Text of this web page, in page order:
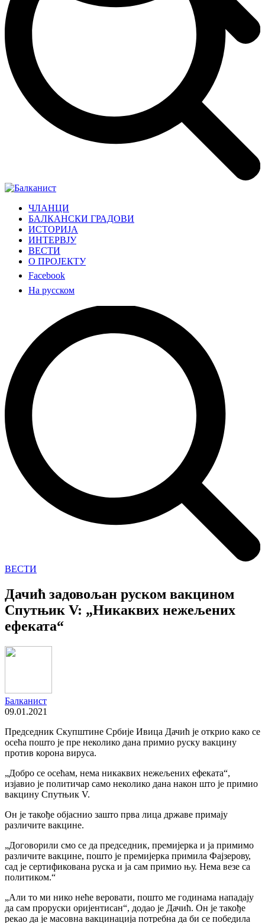
ЧЛАНЦИ
БАЛКАНСКИ ГРАДОВИ
ИСТОРИЈА
ИНТЕРВЈУ
ВЕСТИ
О ПРОЈЕКТУ
Facebook
На русском
ВЕСТИ
Дачић задовољан руском вакцином
Спутњик V: „Никаквих нежељених
ефеката“
Балканист
09.01.2021
Председник Скупштине Србије Ивица Дачић је открио како се
осећа пошто је пре неколико дана примио руску вакцину
против корона вируса.
„Добро се осећам, нема никаквих нежељених ефеката“,
изјавио је политичар само неколико дана након што је примио
вакцину Спутњик V.
Он је такође објаснио зашто прва лица државе примају
различите вакцине.
„Договорили смо се да председник, премијерка и ја примимо
различите вакцине, пошто је премијерка примила Фајзерову,
сад је сертификована руска и ја сам примио њу. Нема везе са
политиком.“
„Али то ми нико неће веровати, пошто ме годинама нападају
да сам проруски оријентисан“, додао је Дачић. Он је такође
рекао да је масовна вакцинација потребна да би се победила